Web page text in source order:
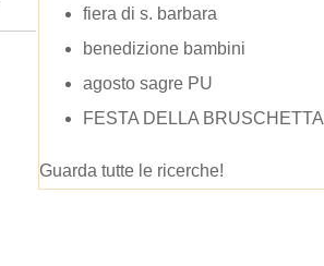
fiera di s. barbara
benedizione bambini
agosto sagre PU
FESTA DELLA BRUSCHETTA
Guarda tutte le ricerche!